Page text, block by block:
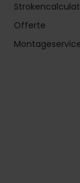
Offerte